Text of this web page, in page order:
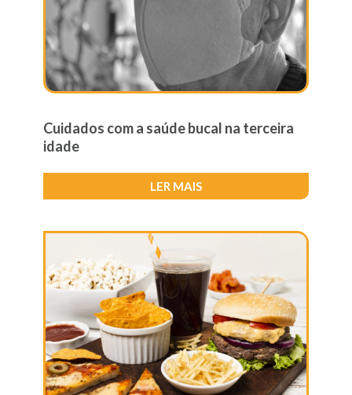
Cuidados com a saúde bucal na terceira
idade
LER MAIS